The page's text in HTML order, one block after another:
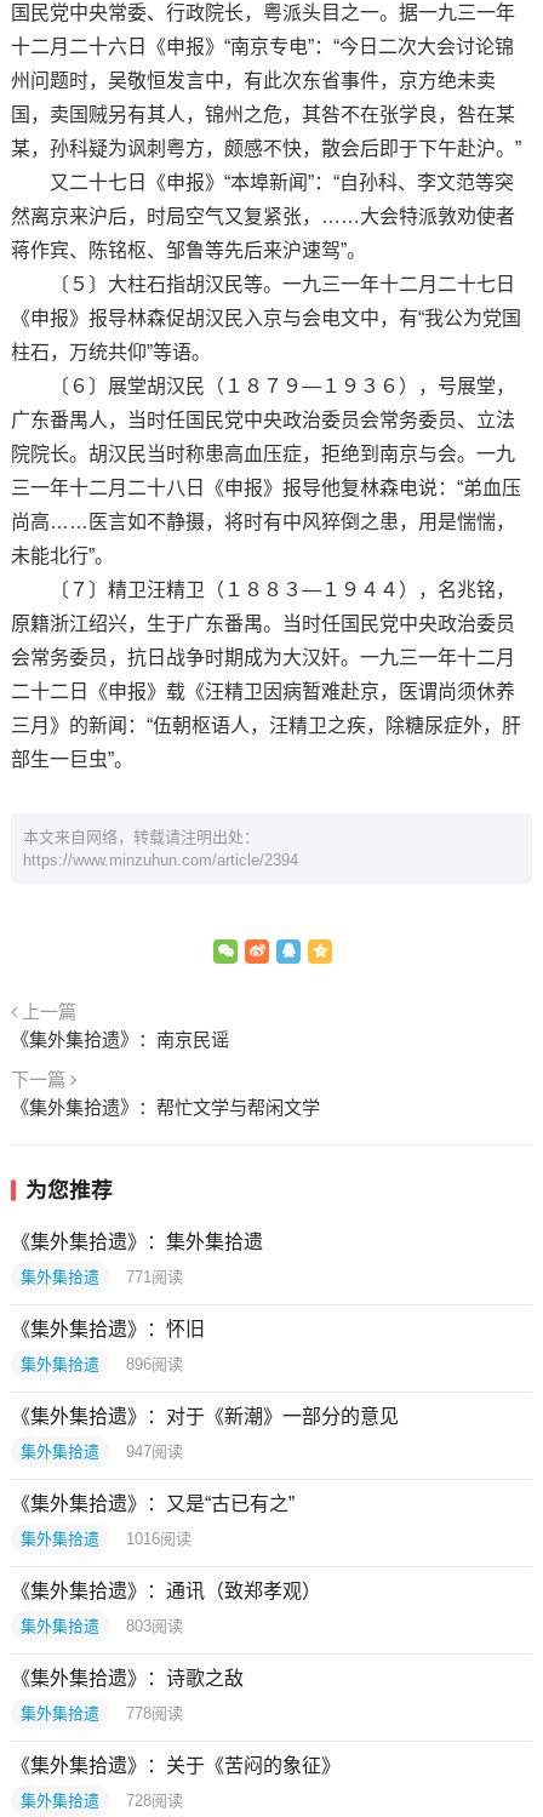
国民党中央常委、行政院长，粤派头目之一。据一九三一年
十二月二十六日《申报》“南京专电”：“今日二次大会讨论锦
州问题时，吴敬恒发言中，有此次东省事件，京方绝未卖
国，卖国贼另有其人，锦州之危，其咎不在张学良，咎在某
某，孙科疑为讽刺粤方，颇感不快，散会后即于下午赴沪。”
又二十七日《申报》“本埠新闻”：“自孙科、李文范等突
然离京来沪后，时局空气又复紧张，……大会特派敦劝使者
蒋作宾、陈铭枢、邹鲁等先后来沪速驾”。
〔５〕大柱石指胡汉民等。一九三一年十二月二十七日
《申报》报导林森促胡汉民入京与会电文中，有“我公为党国
柱石，万统共仰”等语。
〔６〕展堂胡汉民（１８７９—１９３６），号展堂，
广东番禺人，当时任国民党中央政治委员会常务委员、立法
院院长。胡汉民当时称患高血压症，拒绝到南京与会。一九
三一年十二月二十八日《申报》报导他复林森电说：“弟血压
尚高……医言如不静摄，将时有中风猝倒之患，用是惴惴，
未能北行”。
〔７〕精卫汪精卫（１８８３—１９４４），名兆铭，
原籍浙江绍兴，生于广东番禺。当时任国民党中央政治委员
会常务委员，抗日战争时期成为大汉奸。一九三一年十二月
二十二日《申报》载《汪精卫因病暂难赴京，医谓尚须休养
三月》的新闻：“伍朝枢语人，汪精卫之疾，除糖尿症外，肝
部生一巨虫”。
本文来自网络，转载请注明出处：
https://www.minzuhun.com/article/2394
上一篇
《集外集拾遗》：南京民谣
下一篇
《集外集拾遗》：帮忙文学与帮闲文学
为您推荐
《集外集拾遗》：集外集拾遗
集外集拾遗 771 阅读
《集外集拾遗》：怀旧
集外集拾遗 896阅读
《集外集拾遗》：对于《新潮》一部分的意见
集外集拾遗 947阅读
《集外集拾遗》：又是“古已有之”
集外集拾遗 1016阅读
《集外集拾遗》：通讯（致郑孝观）
集外集拾遗 803阅读
《集外集拾遗》：诗歌之敌
集外集拾遗 778阅读
《集外集拾遗》：关于《苦闷的象征》
集外集拾遗 728阅读